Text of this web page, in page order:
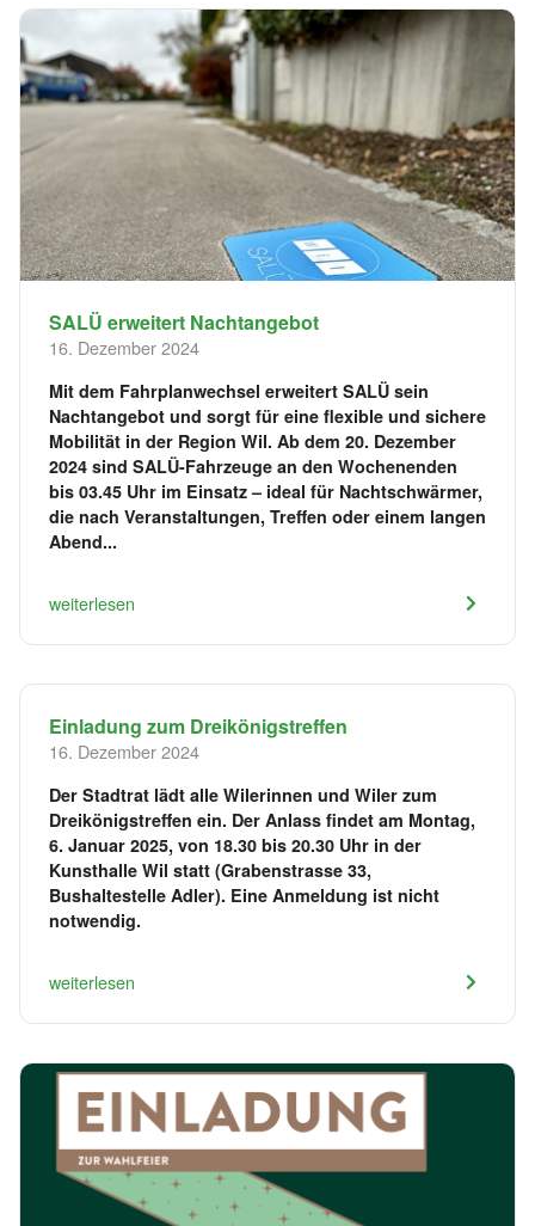
SALÜ erweitert Nachtangebot
16. Dezember 2024
Mit dem Fahrplanwechsel erweitert SALÜ sein
Nachtangebot und sorgt für eine flexible und sichere
Mobilität in der Region Wil. Ab dem 20. Dezember
2024 sind SALÜ-Fahrzeuge an den Wochenenden
bis 03.45 Uhr im Einsatz – ideal für Nachtschwärmer,
die nach Veranstaltungen, Treffen oder einem langen
Abend...
weiterlesen
Einladung zum Dreikönigstreffen
16. Dezember 2024
Der Stadtrat lädt alle Wilerinnen und Wiler zum
Dreikönigstreffen ein. Der Anlass findet am Montag,
6. Januar 2025, von 18.30 bis 20.30 Uhr in der
Kunsthalle Wil statt (Grabenstrasse 33,
Bushaltestelle Adler). Eine Anmeldung ist nicht
notwendig.
weiterlesen